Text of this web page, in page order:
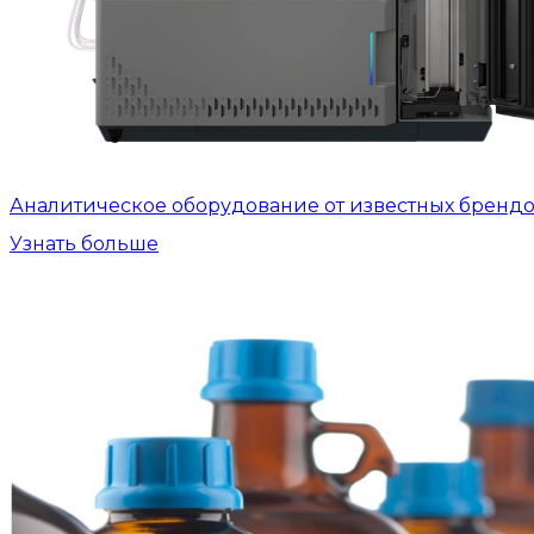
Аналитическое оборудование от известных
Узнать больше